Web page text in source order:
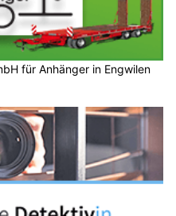
für Anhänger in Engwilen